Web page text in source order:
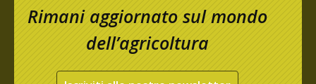
Rimani aggiornato sul mondo
dell’agricoltura